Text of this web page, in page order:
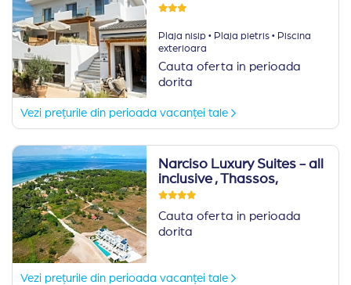
Plaja nisip ·Plaja pietris ·Piscina
exterioara
Cauta oferta in perioada
dorita
Vezi prețurile din perioada vacanței tale
Narciso Luxury Suites - all
inclusive , Thassos,
Cauta oferta in perioada
dorita
Vezi prețurile din perioada vacanței tale